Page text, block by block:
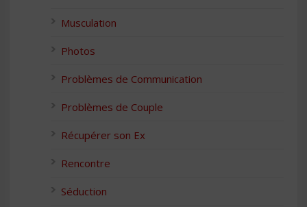
Musculation
Photos
Problèmes de Communication
Problèmes de Couple
Récupérer son Ex
Rencontre
Séduction